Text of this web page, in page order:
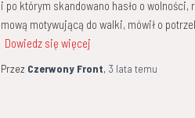
i po którym skandowano hasło o
mową motywującą do walki, mówił o
Dowiedz się więcej
Przez Czerwony Front, 3 lata temu